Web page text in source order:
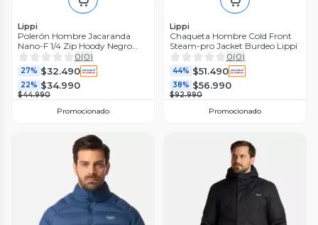
Lippi
Polerón Hombre Jacaranda
Nano-F 1/4 Zip Hoody Negro
Lippi I26
0(0)
27% $32.490
22% $34.990
$44.990
Promocionado
Lippi
Chaqueta Hombre Cold Front
Steam-pro Jacket Burdeo Lippi
0(0)
44% $51.490
38% $56.990
$92.990
Promocionado